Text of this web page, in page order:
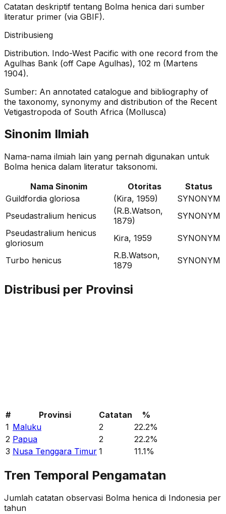
Catatan deskriptif tentang Bolma henica dari sumber
literatur primer (via GBIF).
Distribusieng
Distribution. Indo-West Pacific with one record from the
Agulhas Bank (off Cape Agulhas), 102 m (Martens
1904).
Sumber: An annotated catalogue and bibliography of
the taxonomy, synonymy and distribution of the Recent
Vetigastropoda of South Africa (Mollusca)
Sinonim Ilmiah
Nama-nama ilmiah lain yang pernah digunakan untuk
Bolma henica dalam literatur taksonomi.
Nama Sinonim
Otoritas
Status
Guildfordia gloriosa
(Kira, 1959)
SYNONYM
Pseudastralium henicus
(R.B.Watson,
1879)
SYNONYM
Pseudastralium henicus
gloriosum
Kira, 1959 SYNONYM
Turbo henicus
R.B.Watson,
1879
SYNONYM
Distribusi per Provinsi
# Provinsi Catatan
%
1 Maluku 2 22.2%
2 Papua 2 22.2%
3 Nusa Tenggara Timur 1 11.1%
Tren Temporal Pengamatan
Jumlah catatan observasi Bolma henica di Indonesia per
tahun